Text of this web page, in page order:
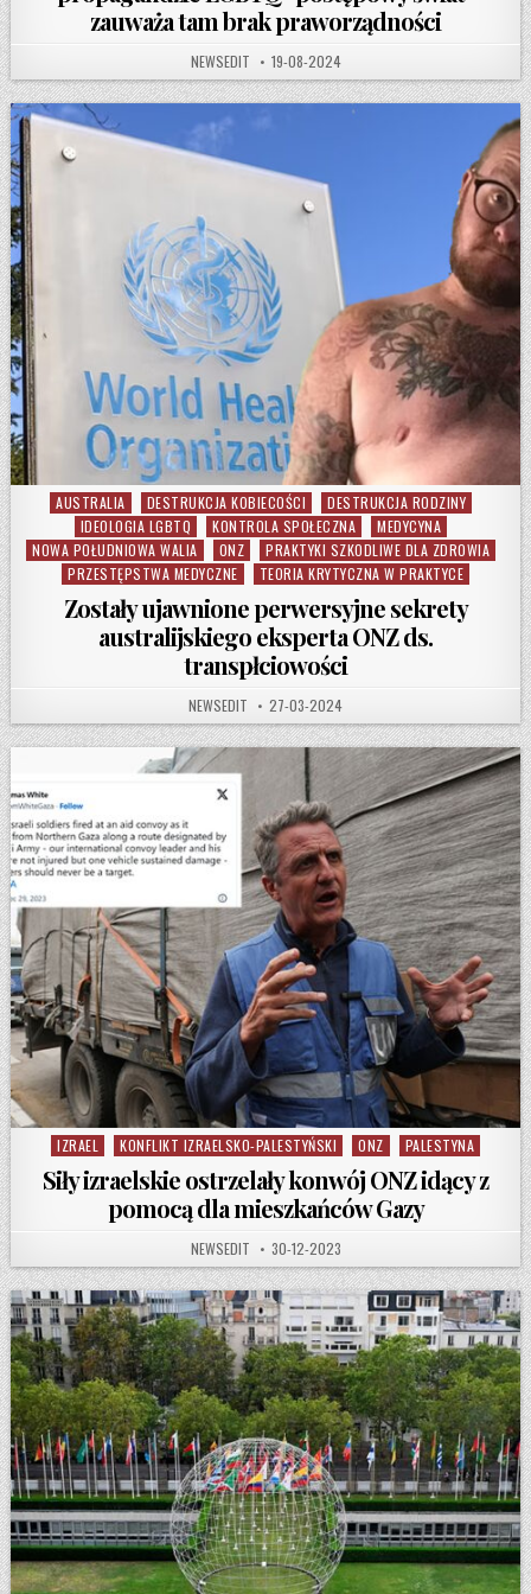
zauważa tam brak praworządności
AUTHOR:
NEWSEDIT PUBLISHED DATE:
19-08-2024
Posted in
AUSTRALIA DESTRUKCJA KOBIECOŚCI
DESTRUKCJA RODZINY
IDEOLOGIA LGBTQ
KONTROLA SPOŁECZNA
MEDYCYNA
NOWA POŁUDNIOWA WALIA
ONZ
PRAKTYKI SZKODLIWE DLA ZDROWIA
PRZESTĘPSTWA MEDYCZNE
TEORIA KRYTYCZNA W PRAKTYCE
Zostały ujawnione perwersyjne sekrety
australijskiego eksperta ONZ ds.
transpłciowości
AUTHOR:
NEWSEDIT PUBLISHED DATE:
27-03-2024
Posted in
IZRAEL KONFLIKT IZRAELSKO-PALESTYŃSKI ONZ PALESTYNA
Siły izraelskie ostrzelały konwój ONZ idący z
pomocą dla mieszkańców Gazy
AUTHOR:
NEWSEDIT PUBLISHED DATE:
30-12-2023